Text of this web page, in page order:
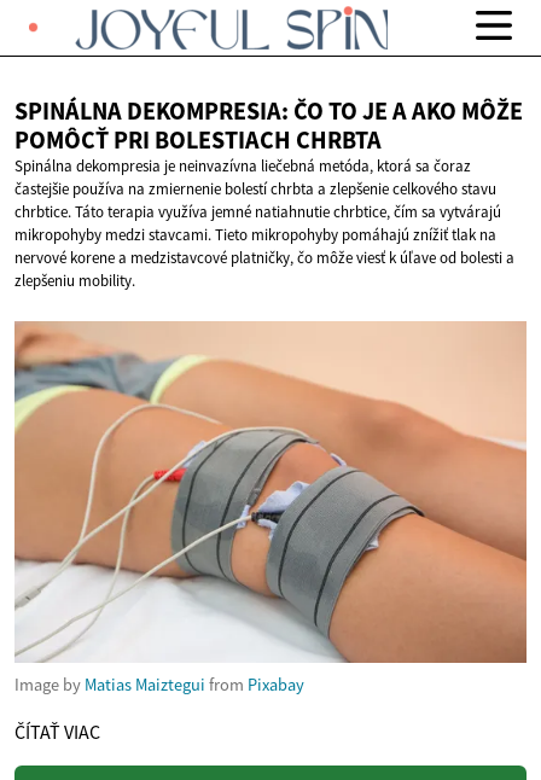
SPINÁLNA DEKOMPRESIA: ČO TO JE A AKO MÔŽE
POMÔCŤ PRI BOLESTIACH CHRBTA
Spinálna dekompresia je neinvazívna liečebná metóda, ktorá sa čoraz
častejšie používa na zmiernenie bolestí chrbta a zlepšenie celkového stavu
chrbtice. Táto terapia využíva jemné natiahnutie chrbtice, čím sa vytvárajú
mikropohyby medzi stavcami. Tieto mikropohyby pomáhajú znížiť tlak na
nervové korene a medzistavcové platničky, čo môže viesť k úľave od bolesti a
zlepšeniu mobility.
Image by Matias Maiztegui from Pixabay
ČÍTAŤ VIAC